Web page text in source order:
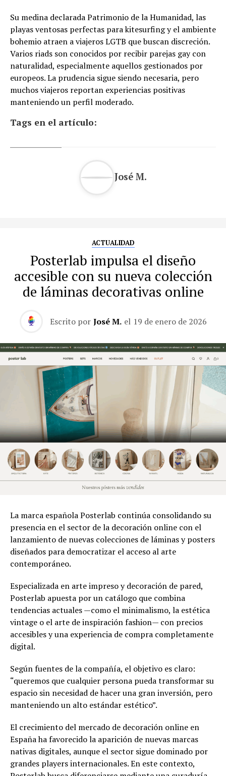
Su medina declarada Patrimonio de la Humanidad, las
playas ventosas perfectas para kitesurfing y el ambiente
bohemio atraen a viajeros LGTB que buscan discreción.
Varios riads son conocidos por recibir parejas gay con
naturalidad, especialmente aquellos gestionados por
europeos. La prudencia sigue siendo necesaria, pero
muchos viajeros reportan experiencias positivas
manteniendo un perfil moderado.
Tags en el artículo:
José M.
ACTUALIDAD
Posterlab impulsa el diseño
accesible con su nueva colección
de láminas decorativas online
Escrito por José M. el 19 de enero de 2026
La marca española Posterlab continúa consolidando su
presencia en el sector de la decoración online con el
lanzamiento de nuevas colecciones de láminas y posters
diseñados para democratizar el acceso al arte
contemporáneo.
Especializada en arte impreso y decoración de pared,
Posterlab apuesta por un catálogo que combina
tendencias actuales —como el minimalismo, la estética
vintage o el arte de inspiración fashion— con precios
accesibles y una experiencia de compra completamente
digital.
Según fuentes de la compañía, el objetivo es claro:
“queremos que cualquier persona pueda transformar su
espacio sin necesidad de hacer una gran inversión, pero
manteniendo un alto estándar estético”.
El crecimiento del mercado de decoración online en
España ha favorecido la aparición de nuevas marcas
nativas digitales, aunque el sector sigue dominado por
grandes players internacionales. En este contexto,